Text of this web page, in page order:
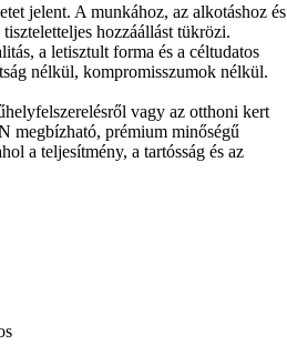
jelent. A munkához, az alkotáshoz és
hozzáállást tükrözi.
a letisztult forma és a céltudatos
nélkül, kompromisszumok nélkül.
vagy az otthoni kert
megbízható, prémium minőségű
a teljesítmény, a tartósság és az